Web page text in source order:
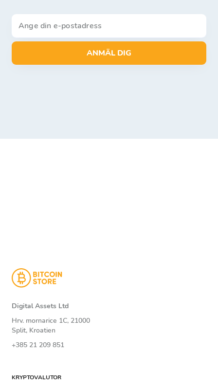
ANMÄL DIG
Digital Assets Ltd
Hrv. mornarice 1C, 21000
Split, Kroatien
+385 21 209 851
KRYPTOVALUTOR